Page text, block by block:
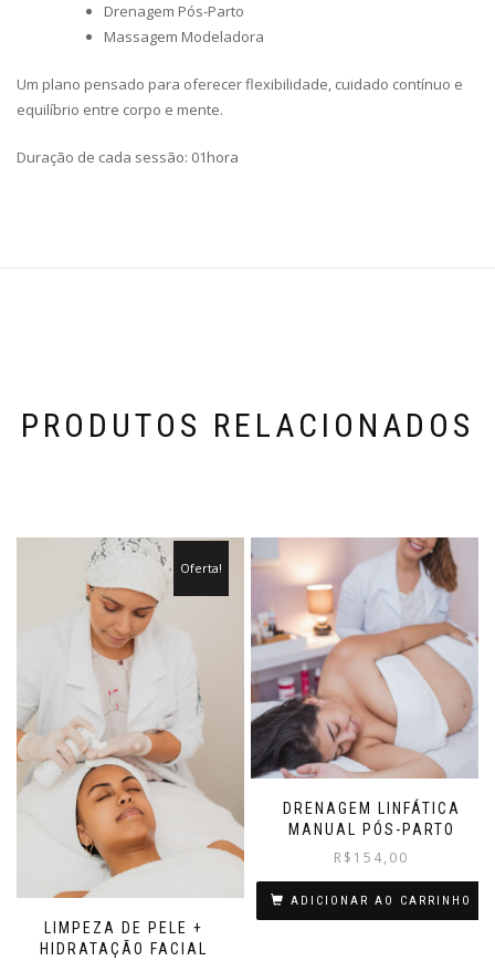
Drenagem Pós-Parto
Massagem Modeladora
Um plano pensado para oferecer flexibilidade, cuidado contínuo e
equilíbrio entre corpo e mente.
Duração de cada sessão: 01hora
PRODUTOS RELACIONADOS
LIMPEZA DE PELE +
HIDRATAÇÃO FACIAL
Oferta!
DRENAGEM LINFÁTICA
MANUAL PÓS-PARTO
R$ 154,00
ADICIONAR AO CARRINHO